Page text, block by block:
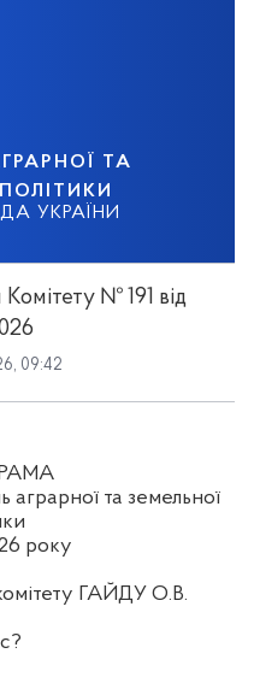
ТА
УКРАЇНИ
№ 191 від
09:42
аграрної та земельної
року
ГАЙДУ О.В.